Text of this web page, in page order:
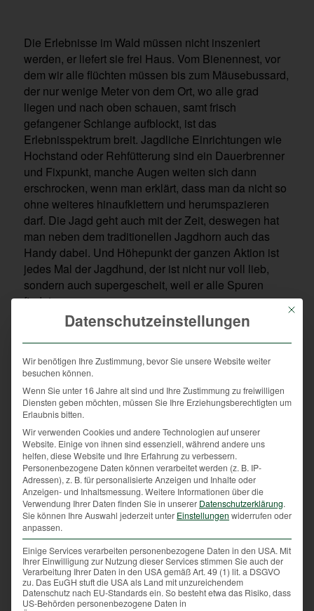
Die Erlebnisse im Wald müssen nicht inszeniert
werden, er liefert sie frei Haus. Vom Bienennest, vor
dem wir alle flüchten müssen bis zum Mäusebussard,
der nur wenige Meter von dem Ort, wo alle grad
liegen und nach oben schauen, samt frisch
gefangener Schlange aufblockt, ist das
Erlebnisspektrum breit. Jagdliche Einrichtungen wie
Hochstand oder Rehfütterung sind ein Dauerbrenner
und Fixpunkt, manche Augen weiten sich dann
erschrocken, wenn man erklärt, dass man da nicht so
ohne weiteres hinaufklettern und herumspazieren
darf. Die Jagd geht auch mit der Zeit, deswegen hat
man neben dem traditionellen Jagdhorn auch das
Handy dabei. Und Höhepunkt der ganzen Aktion ist
jedes Mal der Jagdhund, der ist nicht nur voll lieb,
sondern auch supergescheit, weil er alle Spuren
findet.
Wenn die Kinder zuhause den, manchmal doch
skeptischen, Eltern begeistert vom Erlebnis mit den
Jägern erzählen und in weiterer Folge beim Wandern
daran denken, den Hund anzuleinen und auf den
markierten Wegen zu bleiben, beim
Schwammerlsuchen keinen Müll zurücklassen, im
Winter nicht abseits der gespurten Pisten im Wald
wedeln oder abends nicht mit den Rädern durch den
Wald brausen, dann hat das Projekt „Schule und
Jagd“ Bewusstsein geschaffen. Bewusstsein für ein
harmonisches Miteinander im Wald, zum Schutz des
Wildes. Die Bevölkerung, vor allem auch bereits die
Kleinen im Volksschulalter, soll zudem für heimisches
und regionales Wildbret begeistert werden, welches
lokal und frisch bei den Jägern zu kaufen ist.
Mit
Datenschutzeinstellungen
Wir benötigen Ihre Zustimmung, bevor Sie unsere Website weiter
besuchen können.
Wenn Sie unter 16 Jahre alt sind und Ihre Zustimmung zu freiwilligen
Diensten geben möchten, müssen Sie Ihre Erziehungsberechtigten um
Erlaubnis bitten.
Wir verwenden Cookies und andere Technologien auf unserer
Website. Einige von ihnen sind essenziell, während andere uns
helfen, diese Website und Ihre Erfahrung zu verbessern.
Personenbezogene Daten können verarbeitet werden (z. B. IP-
Adressen), z. B. für personalisierte Anzeigen und Inhalte oder
Anzeigen- und Inhaltsmessung. Weitere Informationen über die
Verwendung Ihrer Daten finden Sie in unserer Datenschutzerklärung.
Sie können Ihre Auswahl jederzeit unter Einstellungen widerrufen oder
anpassen.
Einige Services verarbeiten personenbezogene Daten in den USA. Mit
Ihrer Einwilligung zur Nutzung dieser Services stimmen Sie auch der
Verarbeitung Ihrer Daten in den USA gemäß Art. 49 (1) lit. a DSGVO
zu. Das EuGH stuft die USA als Land mit unzureichendem
Datenschutz nach EU-Standards ein. So besteht etwa das Risiko, dass
US-Behörden personenbezogene Daten in